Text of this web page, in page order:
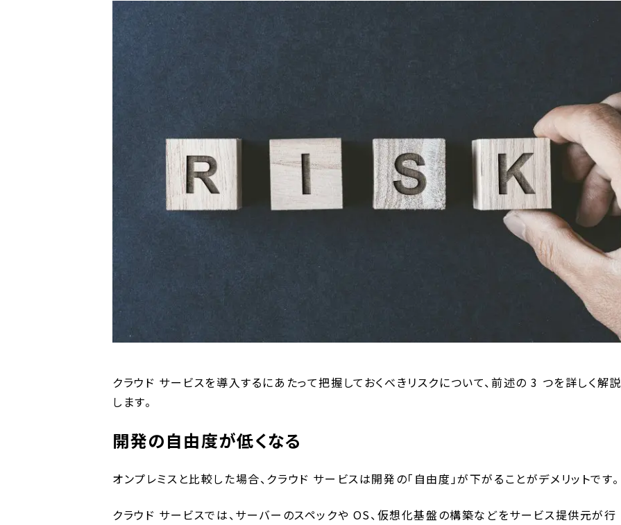
クラウド サービスを導入するにあたって把握しておくべきリスクについて、前述の 3 つを詳しく解説
します。
開発の自由度が低くなる
オンプレミスと比較した場合、クラウド サービスは開発の「自由度」が下がることがデメリットです。
クラウド サービスでは、サーバーのスペックや OS、仮想化基盤の構築などをサービス提供元が行